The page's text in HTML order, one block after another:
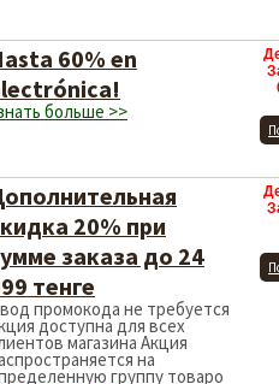
60% en
больше >>
20% при
заказа до 24
тенге
промокода не требуется
доступна для всех
магазина Акция
на
группу товаро